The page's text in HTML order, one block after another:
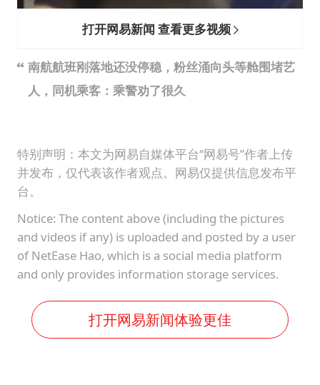
打开网易新闻 查看更多视频
南航航班刚落地还没停稳，粉丝涌向头等舱围堵艺
人，同机乘客：乘警劝了很久
特别声明：本文为网易自媒体平台“网易号”作者上传
并发布，仅代表该作者观点。网易仅提供信息发布平
台。
Notice: The content above (including the pictures
and videos if any) is uploaded and posted by a user
of NetEase Hao, which is a social media platform
and only provides information storage services.
打开网易新闻体验更佳